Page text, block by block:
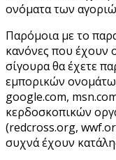
ονόματα των
Παρόμοια με το
κανόνες που έχουν
σίγουρα θα έχετε
εμπορικών
google.com,
κερδοσκοπικών
(redcross.org,
συχνά έχουν